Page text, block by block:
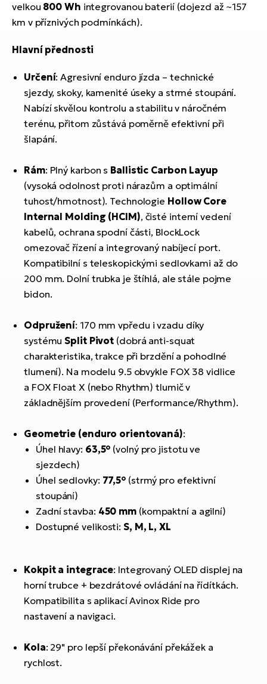
velkou 800 Wh integrovanou baterií (dojezd až ~157
km v příznivých podmínkách).
Hlavní přednosti
Určení: Agresivní enduro jízda – technické
sjezdy, skoky, kamenité úseky a strmé stoupání.
Nabízí skvělou kontrolu a stabilitu v náročném
terénu, přitom zůstává poměrně efektivní při
šlapání.
Rám: Plný karbon s Ballistic Carbon Layup
(vysoká odolnost proti nárazům a optimální
tuhost/hmotnost). Technologie Hollow Core
Internal Molding (HCIM), čisté interní vedení
kabelů, ochrana spodní části, BlockLock
omezovač řízení a integrovaný nabíjecí port.
Kompatibilní s teleskopickými sedlovkami až do
200 mm. Dolní trubka je štíhlá, ale stále pojme
bidon.
Odpružení: 170 mm vpředu i vzadu díky
systémuSplit Pivot (dobrá anti-squat
charakteristika, trakce při brzdění a pohodlné
tlumení). Na modelu 9.5 obvykle FOX 38 vidlice
a FOX Float X (nebo Rhythm) tlumič v
základnějším provedení (Performance/Rhythm).
Geometrie (enduro orientovaná):
Úhel hlavy: 63,5° (volný pro jistotu ve
sjezdech)
Úhel sedlovky: 77,5° (strmý pro efektivní
stoupání)
Zadní stavba: 450 mm (kompaktní a agilní)
Dostupné velikosti: S, M, L, XL
Kokpit a integrace: Integrovaný OLED displej na
horní trubce + bezdrátové ovládání na řídítkách.
Kompatibilita s aplikací Avinox Ride pro
nastavení a navigaci.
Kola: 29" pro lepší překonávání překážek a
rychlost.